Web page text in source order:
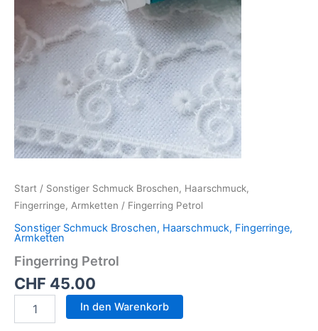
Start / Sonstiger Schmuck Broschen, Haarschmuck,
Fingerringe, Armketten / Fingerring Petrol
Sonstiger Schmuck Broschen, Haarschmuck, Fingerringe,
Armketten
Fingerring Petrol
CHF 45.00
In den Warenkorb